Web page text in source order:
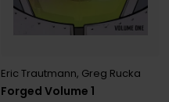
Forged Volume 1
Eric Trautmann, Greg Rucka